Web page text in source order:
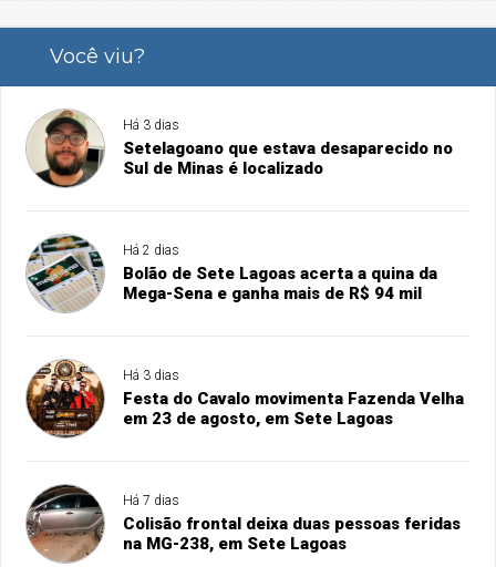
Você viu?
Há 3 dias
Setelagoano que estava desaparecido no
Sul de Minas é localizado
Há 2 dias
Bolão de Sete Lagoas acerta a quina da
Mega-Sena e ganha mais de R$ 94 mil
Há 3 dias
Festa do Cavalo movimenta Fazenda Velha
em 23 de agosto, em Sete Lagoas
Há 7 dias
Colisão frontal deixa duas pessoas feridas
na MG-238, em Sete Lagoas